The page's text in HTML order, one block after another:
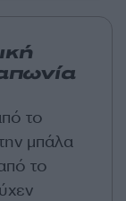
το
μπάλα
το